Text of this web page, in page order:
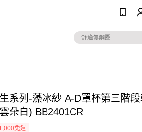
系列-藻冰紗 A-D罩杯第三階段
朵白) BB2401CR
免運